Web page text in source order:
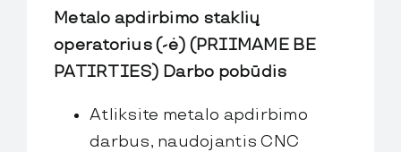
Support
Company
FlexBlow Cloud
Metalo apdirbimo staklių
operatorius (-ė) (PRIIMAME BE
PATIRTIES) Darbo pobūdis
Atliksite metalo apdirbimo
darbus, naudojantis CNC